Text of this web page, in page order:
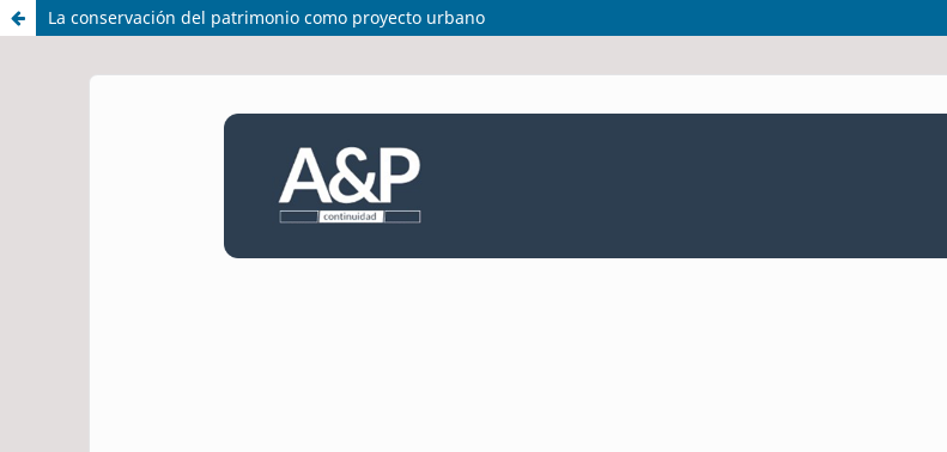
La conservación del patrimonio como proyecto urbano